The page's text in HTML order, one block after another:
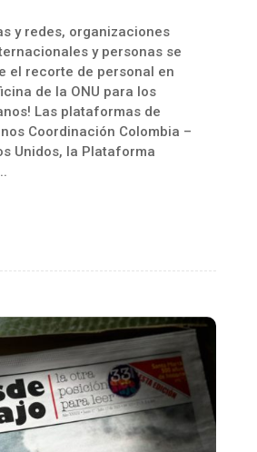
y redes, organizaciones
y personas se
el recorte de personal en
de la ONU para los
Las plataformas de
Coordinación Colombia –
Unidos, la Plataforma